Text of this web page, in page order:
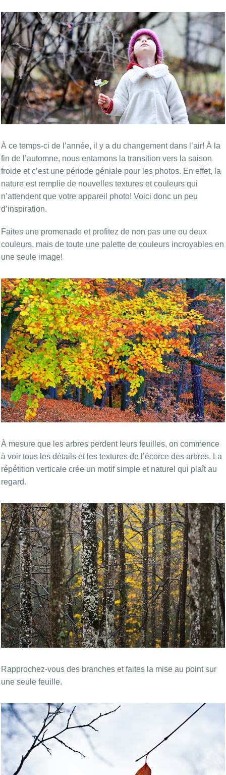
À ce temps-ci de l’année, il y a du changement dans l’air! À la
fin de l’automne, nous entamons la transition vers la saison
froide et c’est une période géniale pour les photos. En effet, la
nature est remplie de nouvelles textures et couleurs qui
n’attendent que votre appareil photo! Voici donc un peu
d’inspiration.
Faites une promenade et profitez de non pas une ou deux
couleurs, mais de toute une palette de couleurs incroyables en
une seule image!
À mesure que les arbres perdent leurs feuilles, on commence
à voir tous les détails et les textures de l’écorce des arbres. La
répétition verticale crée un motif simple et naturel qui plaît au
regard.
Rapprochez-vous des branches et faites la mise au point sur
une seule feuille.